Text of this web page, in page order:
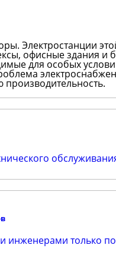
Электростанции
офисные здания
для особых
только